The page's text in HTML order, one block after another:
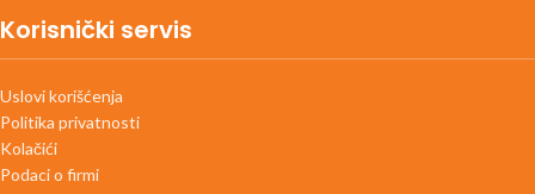
Korisnički servis
Uslovi korišćenja
Politika privatnosti
Kolačići
Podaci o firmi